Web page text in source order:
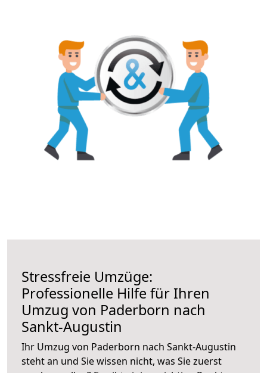
Stressfreie Umzüge:
Professionelle Hilfe für Ihren
Umzug von Paderborn nach
Sankt-Augustin
Ihr Umzug von Paderborn nach Sankt-Augustin
steht an und Sie wissen nicht, was Sie zuerst